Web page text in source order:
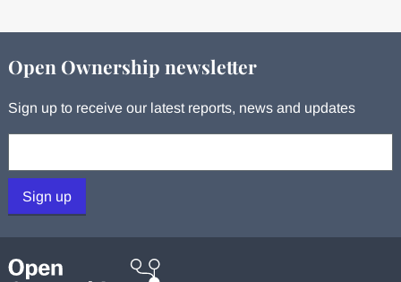
Open Ownership newsletter
Sign up to receive our latest reports, news and updates
Sign up